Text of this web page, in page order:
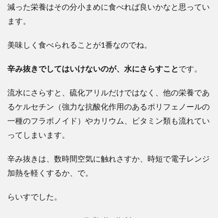
減った栄養はその分小まめに食べれば良いかなと思ってい
ます。
美味しく食べられることが1番なのでね。
辛み抜きでしてはいけないのが、水にさらすことです。
流水にさらすと、硫化アリルだけではなく、他の栄養であ
るケルセチン（強力な抗酸化作用のあるポリフェノールの
一種のフラボノイド）やカリウム、ビタミン類も流れてい
ってしまいます。
辛み抜きは、数時間空気に触れさすか、時短で電子レンジ
加熱を軽くするか、で。
らいすでした。